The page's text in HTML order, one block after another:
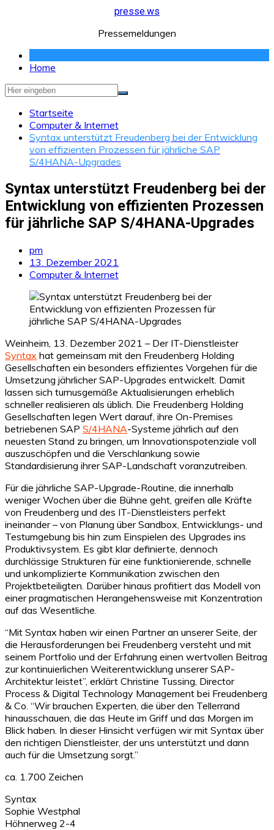
presse.ws
Pressemeldungen
Home
Startseite
Computer & Internet
Syntax unterstützt Freudenberg bei der Entwicklung
von effizienten Prozessen für jährliche SAP
S/4HANA-Upgrades
Syntax unterstützt Freudenberg bei der
Entwicklung von effizienten Prozessen
für jährliche SAP S/4HANA-Upgrades
pm
13. Dezember 2021
Computer & Internet
Weinheim, 13. Dezember 2021 – Der IT-Dienstleister
Syntax hat gemeinsam mit den Freudenberg Holding
Gesellschaften ein besonders effizientes Vorgehen für die
Umsetzung jährlicher SAP-Upgrades entwickelt. Damit
lassen sich turnusgemäße Aktualisierungen erheblich
schneller realisieren als üblich. Die Freudenberg Holding
Gesellschaften legen Wert darauf, ihre On-Premises
betriebenen SAP S/4HANA-Systeme jährlich auf den
neuesten Stand zu bringen, um Innovationspotenziale voll
auszuschöpfen und die Verschlankung sowie
Standardisierung ihrer SAP-Landschaft voranzutreiben.
Für die jährliche SAP-Upgrade-Routine, die innerhalb
weniger Wochen über die Bühne geht, greifen alle Kräfte
von Freudenberg und des IT-Dienstleisters perfekt
ineinander – von Planung über Sandbox, Entwicklungs- und
Testumgebung bis hin zum Einspielen des Upgrades ins
Produktivsystem. Es gibt klar definierte, dennoch
durchlässige Strukturen für eine funktionierende, schnelle
und unkomplizierte Kommunikation zwischen den
Projektbeteiligten. Darüber hinaus profitiert das Modell von
einer pragmatischen Herangehensweise mit Konzentration
auf das Wesentliche.
“Mit Syntax haben wir einen Partner an unserer Seite, der
die Herausforderungen bei Freudenberg versteht und mit
seinem Portfolio und der Erfahrung einen wertvollen Beitrag
zur kontinuierlichen Weiterentwicklung unserer SAP-
Architektur leistet”, erklärt Christine Tussing, Director
Process & Digital Technology Management bei Freudenberg
& Co. “Wir brauchen Experten, die über den Tellerrand
hinausschauen, die das Heute im Griff und das Morgen im
Blick haben. In dieser Hinsicht verfügen wir mit Syntax über
den richtigen Dienstleister, der uns unterstützt und dann
auch für die Umsetzung sorgt.”
ca. 1.700 Zeichen
Syntax
Sophie Westphal
Höhnerweg 2-4